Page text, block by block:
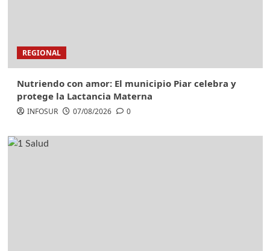
REGIONAL
Nutriendo con amor: El municipio Piar celebra y
protege la Lactancia Materna
INFOSUR 07/08/2026 0